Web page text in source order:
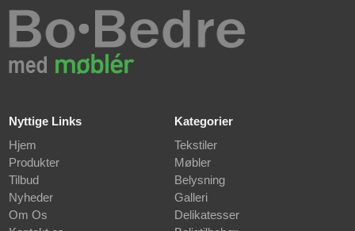
Nyttige Links
Hjem
Produkter
Tilbud
Nyheder
Om Os
Kategorier
Tekstiler
Møbler
Belysning
Galleri
Delikatesser